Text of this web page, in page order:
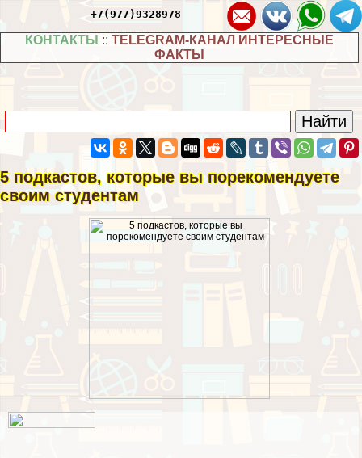
+7(977)9328978
КОНТАКТЫ :: TELEGRAM-КАНАЛ ИНТЕРЕСНЫЕ
ФАКТЫ
5 подкастов, которые вы порекомендуете
своим студентам